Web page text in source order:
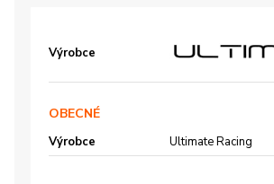
Výrobce
OBECNÉ
Výrobce Ultimate Racing